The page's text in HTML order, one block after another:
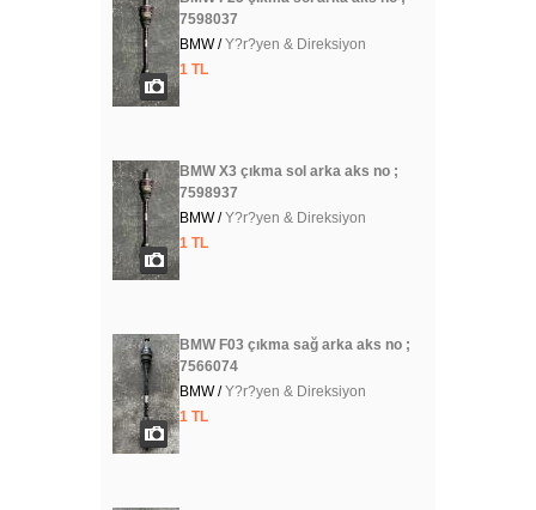
7598037
BMW /Y?r?yen & Direksiyon
1 TL
BMW X3 çıkma sol arka aks no ;
7598937
BMW /Y?r?yen & Direksiyon
1 TL
BMW F03 çıkma sağ arka aks no ;
7566074
BMW /Y?r?yen & Direksiyon
1 TL